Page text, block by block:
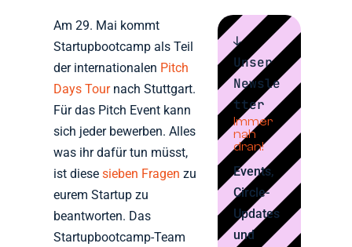
Am 29. Mai kommt
Startupbootcamp als Teil
der internationalen Pitch
Days Tournach Stuttgart.
Für das Pitch Event kann
sich jeder bewerben. Alles
was ihr dafür tun müsst,
ist diesesieben Fragen zu
eurem Startup zu
beantworten. Das
Startupbootcamp-Team
↓
Unser
Newsle
tter
Immer
nah
dran!
Events,
Circle-
Updates
und